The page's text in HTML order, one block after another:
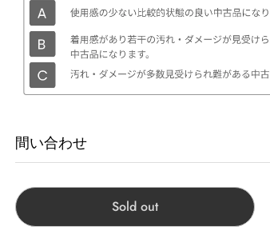
間い合わせ
商品に関するお問い合わせは最寄りの店舗
Corner Accessory原宿:東京都渋谷区神宫前4-
Sold out